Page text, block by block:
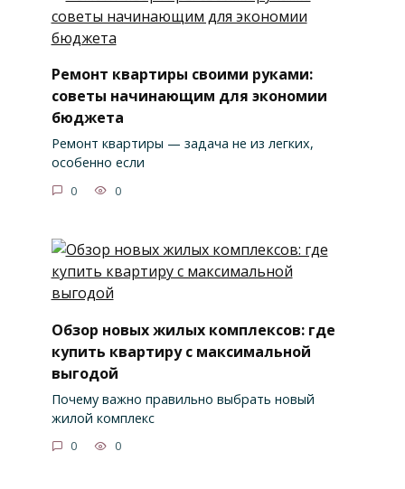
Ремонт квартиры своими руками:
советы начинающим для экономии
бюджета
Ремонт квартиры — задача не из легких,
особенно если
0 0
Обзор новых жилых комплексов: где
купить квартиру с максимальной
выгодой
Почему важно правильно выбрать новый
жилой комплекс
0 0